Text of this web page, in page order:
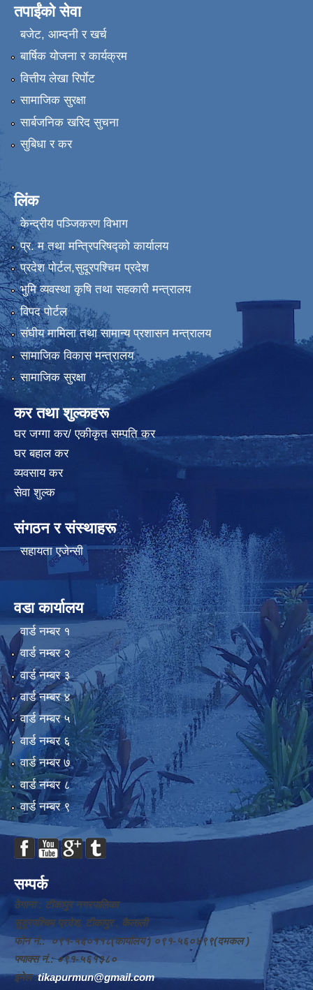
तपाईंको सेवा
बजेट, आम्दनी र खर्च
बार्षिक योजना र कार्यक्रम
वित्तीय लेखा रिर्पाेट
सामाजिक सुरक्षा
सार्बजनिक खरिद सुचना
सुबिधा र कर
लिंक
केन्द्रीय पञ्जिकरण विभाग
प्र. म तथा मन्त्रिपरिषद्को कार्यालय
प्रदेश पाेर्टल,सुदूरपश्चिम प्रदेश
भुमि व्यवस्था कृषि तथा सहकारी मन्त्रालय
विपद पोर्टल
संघीय मामिला तथा सामान्य प्रशासन मन्त्रालय
सामाजिक विकास मन्त्रालय
सामाजिक सुरक्षा
कर तथा शुल्कहरू
घर जग्गा कर/ एकीकृत सम्पति कर
घर बहाल कर
व्यवसाय कर
सेवा शुल्क
संगठन र संस्थाहरू
सहायता एजेन्सी
वडा कार्यालय
वार्ड न‌म्बर १
वार्ड न‌म्बर २
वार्ड न‌म्बर ३
वार्ड न‌म्बर ४
वार्ड न‌म्बर ५
वार्ड न‌म्बर ६
वार्ड न‌म्बर ७
वार्ड न‌म्बर ८
वार्ड न‌म्बर ९
सम्पर्क
ठेगाना : टीकापुर नगरपालिका
सुदूरपश्चिम प्रदेश, टीकापुर , कैलाली
फोन नं.: ०९१-५६०११८(कार्यालय ) ०९१-५६०४९९(दमकल )
फ्याक्स नं.: ०९१-५६१३८०
इमेल :tikapurmun@gmail.com